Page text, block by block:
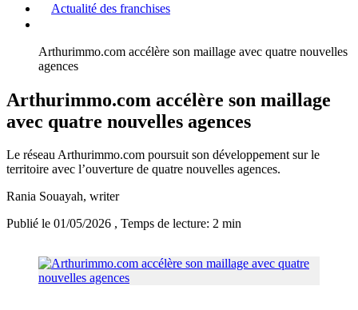
Actualité des franchises
Arthurimmo.com accélère son maillage avec quatre nouvelles
agences
Arthurimmo.com accélère son maillage
avec quatre nouvelles agences
Le réseau Arthurimmo.com poursuit son développement sur le
territoire avec l’ouverture de quatre nouvelles agences.
Rania Souayah, writer
Publié le 01/05/2026 , Temps de lecture: 2 min